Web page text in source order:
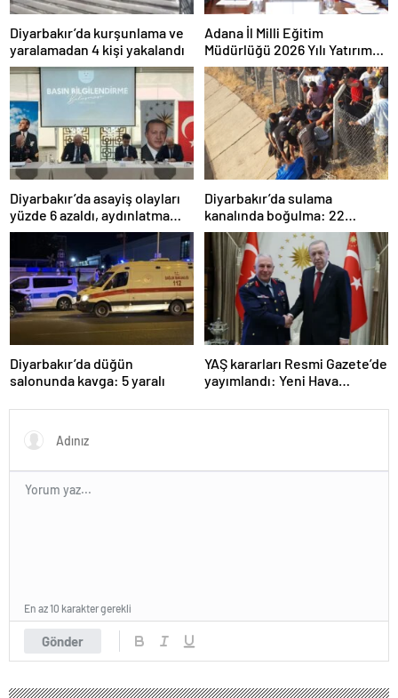
Diyarbakır’da kurşunlama ve
yaralamadan 4 kişi yakalandı
Adana İl Milli Eğitim
Müdürlüğü 2026 Yılı Yatırım
Programı değerlendirildi
Diyarbakır’da asayiş olayları
yüzde 6 azaldı, aydınlatma
oranı yüzde 98’e yükseldi
Diyarbakır’da sulama
kanalında boğulma: 22
yaşındaki genç hayatını
kaybetti
Diyarbakır’da düğün
salonunda kavga: 5 yaralı
YAŞ kararları Resmi Gazete’de
yayımlandı: Yeni Hava
Orgeneral Rafet Dalkıran
Gönder
En az 10 karakter gerekli